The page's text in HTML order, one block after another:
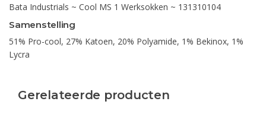
Bata Industrials ~ Cool MS 1 Werksokken ~ 131310104
Samenstelling
51% Pro-cool, 27% Katoen, 20% Polyamide, 1% Bekinox, 1%
Lycra
Gerelateerde producten